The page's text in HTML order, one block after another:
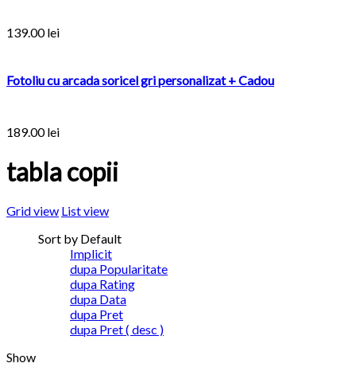
139.00lei
Fotoliu cu arcada soricel gri personalizat + Cadou
189.00lei
tabla copii
Grid view List view
Sort by Default
Implicit
dupa Popularitate
dupa Rating
dupa Data
dupa Pret
dupa Pret ( desc )
Show